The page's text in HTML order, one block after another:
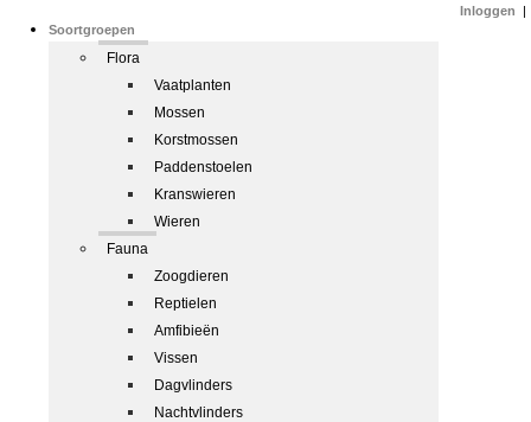
Soortgroepen
Flora
Vaatplanten
Mossen
Korstmossen
Paddenstoelen
Kranswieren
Wieren
Fauna
Zoogdieren
Reptielen
Amfibieën
Vissen
Dagvlinders
Nachtvlinders
Inloggen |